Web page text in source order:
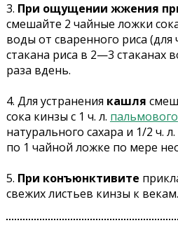
3. При ощущении жжения
смешайте 2 чайные ложки
воды от сваренного риса (для
стакана риса в 2—3 стаканах
раза вдень.
4. Для устранения кашля
сока кинзы с 1 ч. л. пальмового
натурального сахара и 1/2 ч.
по 1 чайной ложке по мере
5. При конъюнктивите
свежих листьев кинзы к векам.